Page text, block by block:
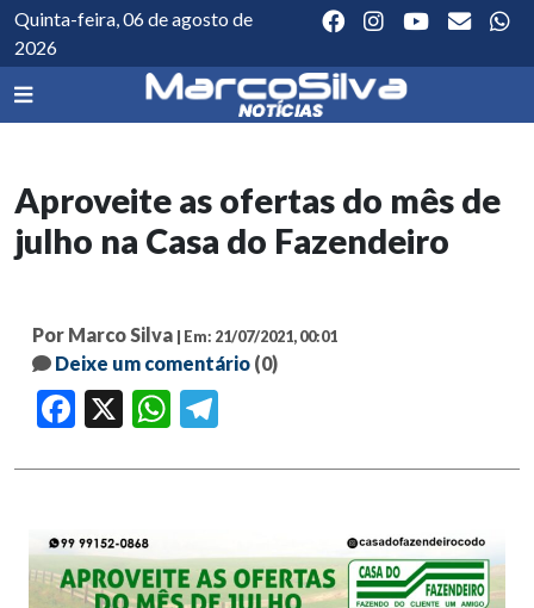
Quinta-feira, 06 de agosto de
2026
Aproveite as ofertas do mês de
julho na Casa do Fazendeiro
Por Marco Silva | Em: 21/07/2021, 00:01
Deixe um comentário (0)
Facebook WhatsApp